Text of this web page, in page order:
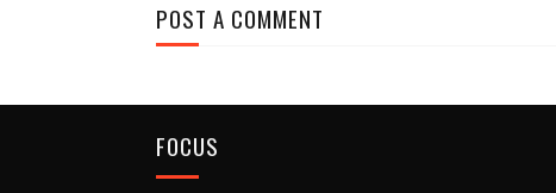
POST A COMMENT
FOCUS